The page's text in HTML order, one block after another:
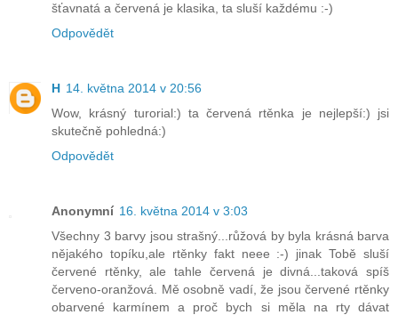
šťavnatá a červená je klasika, ta sluší každému :-)
Odpovědět
H 14. května 2014 v 20:56
Wow, krásný turorial:) ta červená rtěnka je nejlepší:) jsi
skutečně pohledná:)
Odpovědět
Anonymní 16. května 2014 v 3:03
Všechny 3 barvy jsou strašný...růžová by byla krásná barva
nějakého topíku,ale rtěnky fakt neee :-) jinak Tobě sluší
červené rtěnky, ale tahle červená je divná...taková spíš
červeno-oranžová. Mě osobně vadí, že jsou červené rtěnky
obarvené karmínem a proč bych si měla na rty dávat